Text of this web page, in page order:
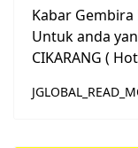
Kabar Gembira
Untuk anda
CIKARANG (